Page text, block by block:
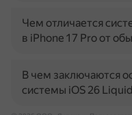
Чем отличается
в iPhone 17 Pro от
В чем заключаются
системы iOS 26